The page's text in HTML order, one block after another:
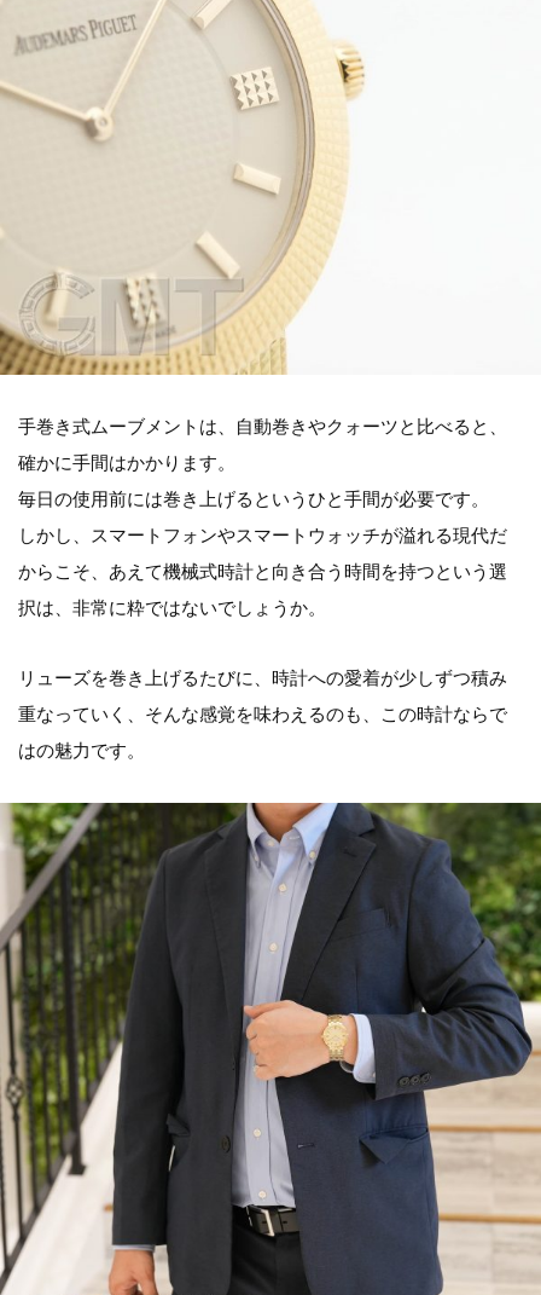
手巻き式ムーブメントは、自動巻きやクォーツと比べると、
確かに手間はかかります。
毎日の使用前には巻き上げるというひと手間が必要です。
しかし、スマートフォンやスマートウォッチが溢れる現代だ
からこそ、あえて機械式時計と向き合う時間を持つという選
択は、非常に粋ではないでしょうか。
リューズを巻き上げるたびに、時計への愛着が少しずつ積み
重なっていく、そんな感覚を味わえるのも、この時計ならで
はの魅力です。